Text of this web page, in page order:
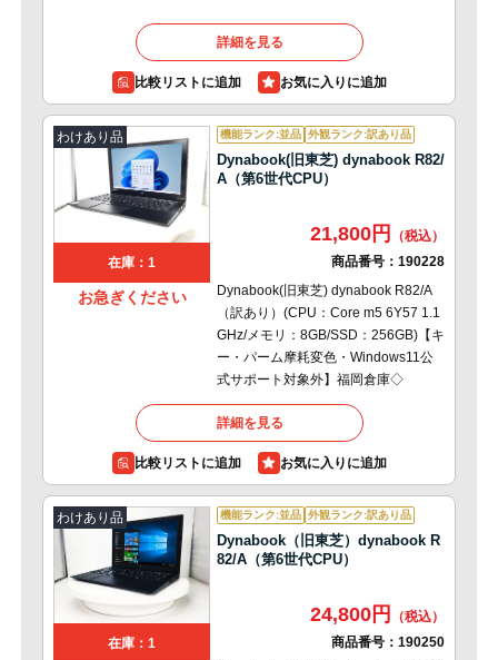
詳細を見る
比較リストに追加
わけあり品
在庫：1
お急ぎください
機能ランク:並品 外観ランク:訳あり品
Dynabook(旧東芝) dynabook R82/
A（第6世代CPU）
21,800円
商品番号： 190228
Dynabook(旧東芝) dynabook R82/A
（訳あり）(CPU：Core m5 6Y57 1.1
GHz/メモリ：8GB/SSD：256GB)【キ
ー・パーム摩耗変色・Windows11公
式サポート対象外】福岡倉庫◇
詳細を見る
比較リストに追加
わけあり品
在庫：1
機能ランク:並品 外観ランク:訳あり品
Dynabook（旧東芝）dynabook R
82/A（第6世代CPU）
24,800円
商品番号： 190250